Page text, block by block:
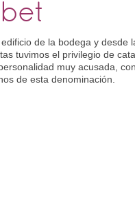
de la bodega y desde
tuvimos el privilegio de
muy acusada,
de esta denominación.